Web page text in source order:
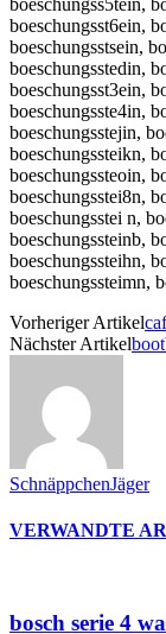
boeschungss5tein,
boeschungsst6ein,
boeschungsstsein,
boeschungsstedin,
boeschungsst3ein,
boeschungsste4in,
boeschungsstejin,
boeschungssteikn,
boeschungssteoin,
boeschungsstei8n,
boeschungsstei n,
boeschungssteinb,
boeschungssteihn,
boeschungssteimn,
Vorheriger Artikel
Nächster Artikel
SchnäppchenJäger
VERWANDTE
bosch serie 4